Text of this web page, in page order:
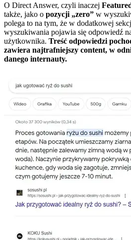
O Direct Answer, czyli inaczej
także, jako o pozycji „zero” w
polega to na tym, że w dodatkowej
wyszukiwania pojawia się odpowiedź
użytkownika. Treść odpowiedzi
zawiera najtrafniejszy content, w
danego internauty.